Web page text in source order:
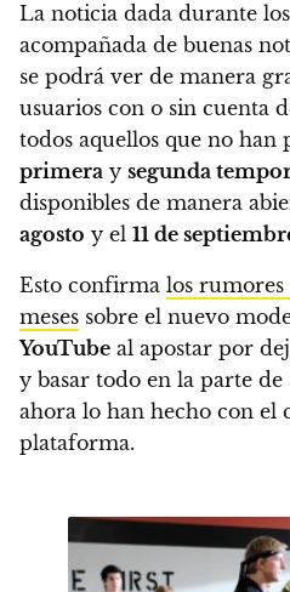
La noticia dada durante los
acompañada de buenas
se podrá ver de manera
usuarios con o sin cuenta
todos aquellos que no
primera y segunda
disponibles de manera
agosto y el 11 de
Esto confirma los rumores
meses sobre el nuevo
YouTube al apostar por
y basar todo en la parte de
ahora lo han hecho con el
plataforma.